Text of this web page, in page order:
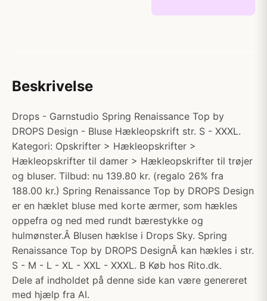
Beskrivelse
Drops - Garnstudio Spring Renaissance Top by
DROPS Design - Bluse Hækleopskrift str. S - XXXL.
Kategori: Opskrifter > Hækleopskrifter >
Hækleopskrifter til damer > Hækleopskrifter til trøjer
og bluser. Tilbud: nu 139.80 kr. (regalo 26% fra
188.00 kr.) Spring Renaissance Top by DROPS Design
er en hæklet bluse med korte ærmer, som hækles
oppefra og ned med rundt bærestykke og
hulmønster.Â Blusen hæklse i Drops Sky. Spring
Renaissance Top by DROPS DesignÂ kan hækles i str.
S - M - L - XL - XXL - XXXL. B Køb hos Rito.dk.
Dele af indholdet på denne side kan være genereret
med hjælp fra AI.